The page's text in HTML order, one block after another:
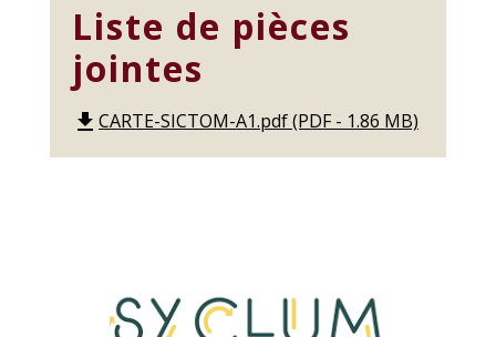
Liste de pièces
jointes
file_download CARTE-SICTOM-A1.pdf (PDF - 1.86 MB)